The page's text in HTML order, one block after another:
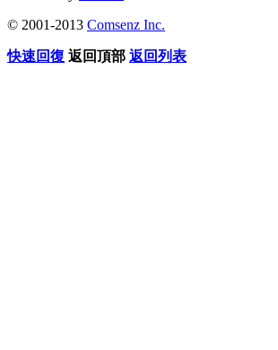
© 2001-2013 Comsenz Inc.
快速回復 返回頂部 返回列表